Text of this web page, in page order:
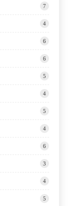
7
4
6
6
5
4
5
4
6
3
4
5